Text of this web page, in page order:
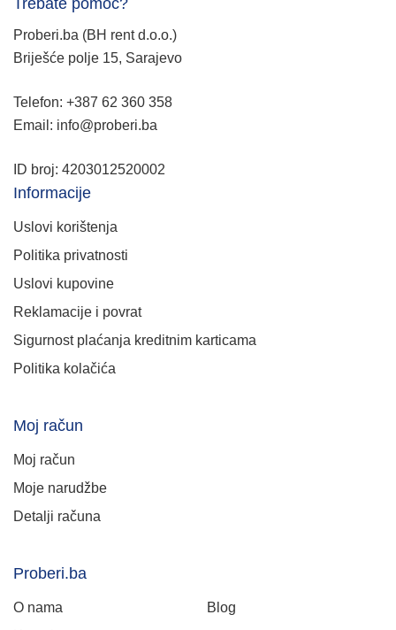
Proberi.ba (BH rent d.o.o.)
Briješće polje 15, Sarajevo
Telefon: +387 62 360 358
Email: info@proberi.ba
ID broj: 4203012520002
Informacije
Uslovi korištenja
Politika privatnosti
Uslovi kupovine
Reklamacije i povrat
Sigurnost plaćanja kreditnim karticama
Politika kolačića
Moj račun
Moj račun
Moje narudžbe
Detalji računa
Proberi.ba
O nama
Blog